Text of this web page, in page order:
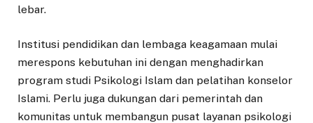
lebar.
Institusi pendidikan dan lembaga keagamaan mulai
merespons kebutuhan ini dengan menghadirkan
program studi Psikologi Islam dan pelatihan konselor
Islami. Perlu juga dukungan dari pemerintah dan
komunitas untuk membangun pusat layanan psikologi